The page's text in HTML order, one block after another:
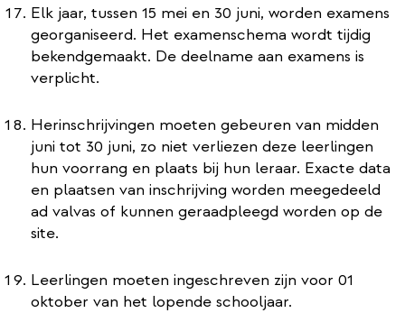
Elk jaar, tussen 15 mei en 30 juni, worden examens
georganiseerd. Het examenschema wordt tijdig
bekendgemaakt. De deelname aan examens is
verplicht.
Herinschrijvingen moeten gebeuren van midden
juni tot 30 juni, zo niet verliezen deze leerlingen
hun voorrang en plaats bij hun leraar. Exacte data
en plaatsen van inschrijving worden meegedeeld
ad valvas of kunnen geraadpleegd worden op de
site.
Leerlingen moeten ingeschreven zijn voor 01
oktober van het lopende schooljaar.